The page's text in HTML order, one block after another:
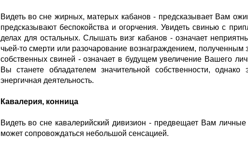
Видеть во сне жирных, матерых кабанов - предсказывает Вам
предсказывают беспокойства и огорчения. Увидеть свинью с
делах для остальных. Слышать визг кабанов - означает
чьей-то смерти или разочарование вознаграждением,
собственных свиней - означает в будущем увеличение Вашего
Вы станете обладателем значительной собственности,
энергичная деятельность.
Кавалерия, конница
Видеть во сне кавалерийский дивизион - предвещает Вам
может сопровождаться небольшой сенсацией.